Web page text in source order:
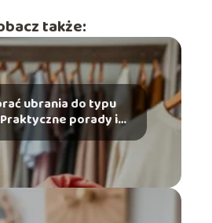
także:
ubrania do typu
porady i
wskazówki